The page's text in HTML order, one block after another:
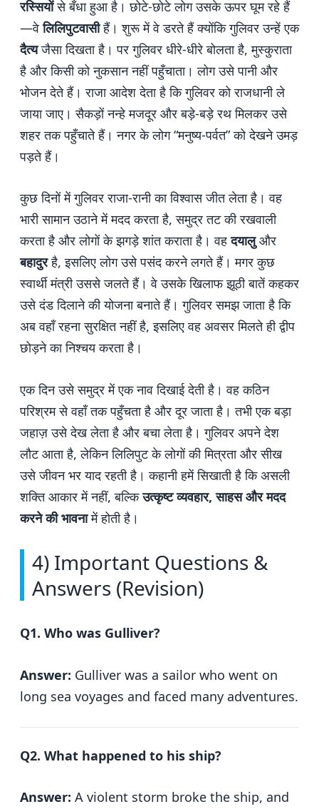
रस्सियोंसे बँधा हुआ है। छोटे-छोटे लोग उसके ऊपर घूम रहे हैं
—वेलिलिपुटवासीहैं। शुरू में वे डरते हैं क्योंकि गुलिवर उन्हें एक
दैत्यजैसा दिखता है। पर गुलिवर धीरे-धीरे बोलता है, मुस्कुराता
है और किसी को नुकसान नहीं पहुँचाता। लोग उसे पानी और
भोजन देते हैं। राजा आदेश देता है कि गुलिवर को राजधानी ले
जाया जाए। सैकड़ों नन्हे मजदूर और बड़े-बड़े रथ मिलकर उसे
शहर तक पहुँचाते हैं। नगर के लोग “मनुष्य-पर्वत” को देखने उमड़
पड़ते हैं।
कुछ दिनों में गुलिवर राजा-रानी का विश्वास जीत लेता है। वह
भारी सामान उठाने में मदद करता है, समुद्र तट की रखवाली
करता है और लोगों के झगड़े शांत कराता है। वहदयालुऔर
बहादुरहै, इसलिए लोग उसे पसंद करने लगते हैं। मगर कुछ
स्वार्थी मंत्री उससे जलते हैं। वे उसके खिलाफ झूठी बातें कहकर
उसे दंड दिलाने की योजना बनाते हैं। गुलिवर समझ जाता है कि
अब वहाँ रहना सुरक्षित नहीं है, इसलिए वह अवसर मिलते ही द्वीप
छोड़ने का निश्चय करता है।
एक दिन उसे समुद्र में एक नाव दिखाई देती है। वह कठिन
परिश्रम से वहाँ तक पहुँचता है और दूर जाता है। तभी एक बड़ा
जहाज़ उसे देख लेता है और बचा लेता है। गुलिवर अपने देश
लौट आता है, लेकिन लिलिपुट के लोगों की मित्रता और सीख
उसे जीवन भर याद रहती है। कहानी हमें सिखाती है कि असली
शक्ति आकार में नहीं, बल्किउत्कृष्ट व्यवहार, साहस और मदद
करने की भावनामें होती है।
4) Important Questions &
Answers (Revision)
Q1. Who was Gulliver?
Answer: Gulliver was a sailor who went on
long sea voyages and faced many adventures.
Q2. What happened to his ship?
Answer: A violent storm broke the ship, and